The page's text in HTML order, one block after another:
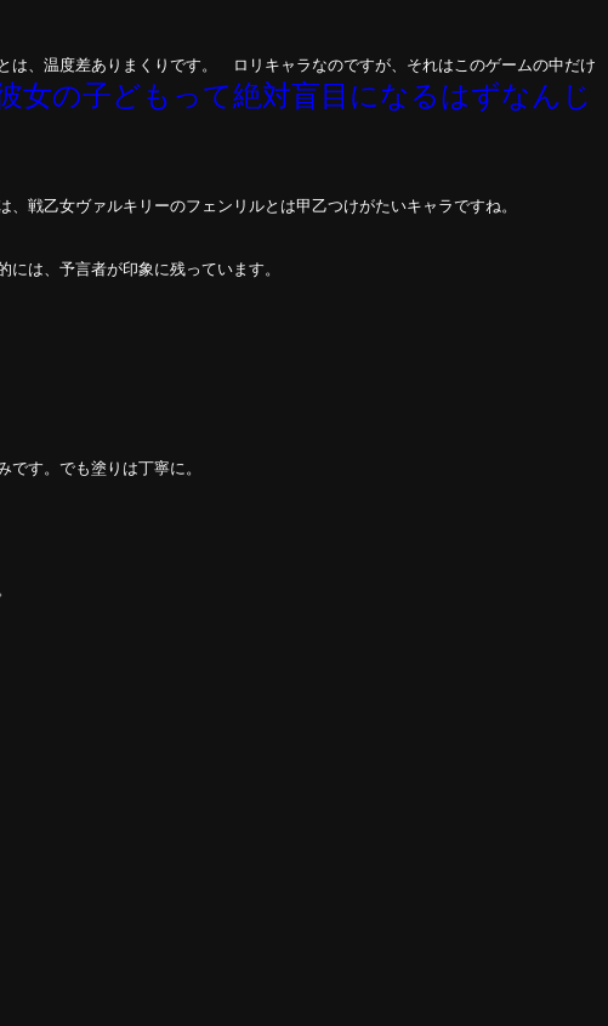
は、温度差ありまくりです。 ロリキャラなのですが、それはこのゲームの中だけ
女の子どもって絶対盲目になるはずなんじ
、戦乙女ヴァルキリーのフェンリルとは甲乙つけがたいキャラですね。
は、予言者が印象に残っています。
す。でも塗りは丁寧に。